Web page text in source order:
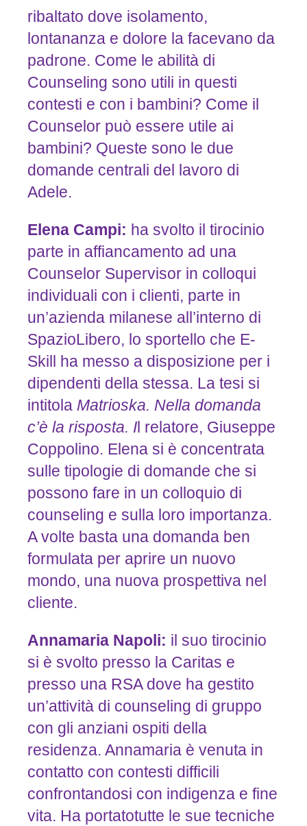
ribaltato dove isolamento,
lontananza e dolore la facevano da
padrone. Come le abilità di
Counseling sono utili in questi
contesti e con i bambini? Come il
Counselor può essere utile ai
bambini? Queste sono le due
domande centrali del lavoro di
Adele.
Elena Campi: ha svolto il tirocinio
parte in affiancamento ad una
Counselor Supervisor in colloqui
individuali con i clienti, parte in
un’azienda milanese all’interno di
SpazioLibero, lo sportello che E-
Skill ha messo a disposizione per i
dipendenti della stessa. La tesi si
intitola Matrioska. Nella domanda
c’è la risposta. Il relatore, Giuseppe
Coppolino. Elena si è concentrata
sulle tipologie di domande che si
possono fare in un colloquio di
counseling e sulla loro importanza.
A volte basta una domanda ben
formulata per aprire un nuovo
mondo, una nuova prospettiva nel
cliente.
Annamaria Napoli: il suo tirocinio
si è svolto presso la Caritas e
presso una RSA dove ha gestito
un’attività di counseling di gruppo
con gli anziani ospiti della
residenza. Annamaria è venuta in
contatto con contesti difficili
confrontandosi con indigenza e fine
vita. Ha portatotutte le sue tecniche